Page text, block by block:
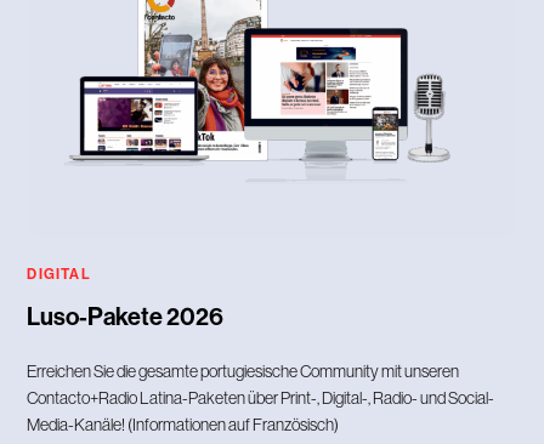
DIGITAL
Luso-Pakete 2026
Erreichen Sie die gesamte portugiesische Community mit unseren
Contacto+Radio Latina-Paketen über Print-, Digital-, Radio- und Social-
Media-Kanäle! (Informationen auf Französisch)